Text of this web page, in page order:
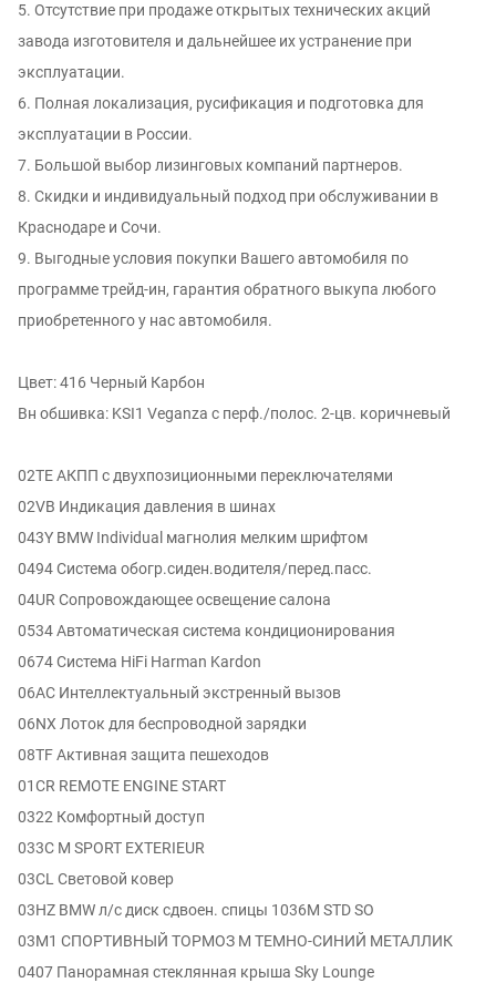
5. Отсутствие при продаже открытых технических акций
завода изготовителя и дальнейшее их устранение при
эксплуатации.
6. Полная локализация, русификация и подготовка для
эксплуатации в России.
7. Большой выбор лизинговых компаний партнеров.
8. Скидки и индивидуальный подход при обслуживании в
Краснодаре и Сочи.
9. Выгодные условия покупки Вашего автомобиля по
программе трейд-ин, гарантия обратного выкупа любого
приобретенного у нас автомобиля.
Цвет: 416 Черный Карбон
Вн обшивка: KSI1 Veganza с перф./полос. 2-цв. коричневый
02TE АКПП с двухпозиционными переключателями
02VB Индикация давления в шинах
043Y BMW Individual магнолия мелким шрифтом
0494 Система обогр.сиден.водителя/перед.пасс.
04UR Сопровождающее освещение салона
0534 Автоматическая система кондиционирования
0674 Система HiFi Harman Kardon
06AC Интеллектуальный экстренный вызов
06NX Лоток для беспроводной зарядки
08TF Активная защита пешеходов
01CR REMOTE ENGINE START
0322 Комфортный доступ
033C M SPORT EXTERIEUR
03CL Световой ковер
03HZ BMW л/с диск сдвоен. спицы 1036M STD SO
03M1 СПОРТИВНЫЙ ТОРМОЗ M ТЕМНО-СИНИЙ МЕТАЛЛИК
0407 Панорамная стеклянная крыша Sky Lounge